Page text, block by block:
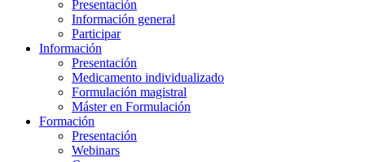
Presentación
Información general
Participar
Información
Presentación
Medicamento individualizado
Formulación magistral
Máster en Formulación
Formación
Presentación
Webinars